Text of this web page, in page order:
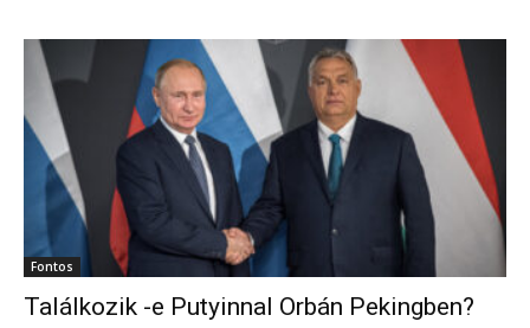
Fontos
Találkozik -e Putyinnal Orbán Pekingben?